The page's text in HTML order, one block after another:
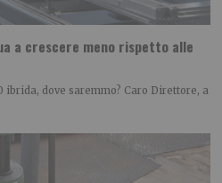
a crescere meno rispetto alle
ibrida, dove saremmo? Caro Direttore, a